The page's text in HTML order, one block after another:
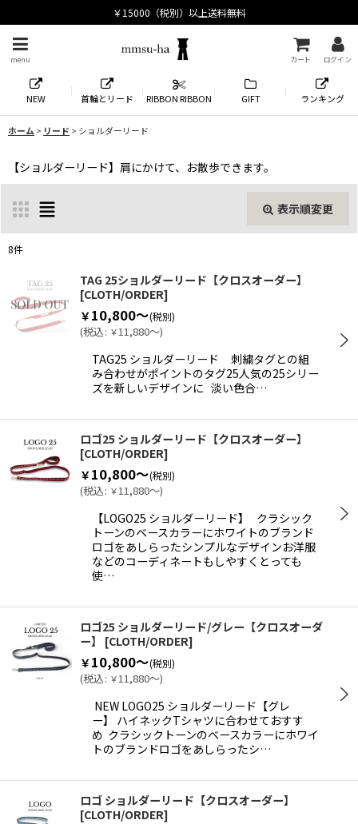
menu カート ログイン
NEW 首輪とリード RIBBON RIBBON GIFT ランキング
ホーム> リード > ショルダーリード
【ショルダーリード】肩にかけて、お散歩できます。
表示順変更
並び順:
絞り込む
8件
TAG 25ショルダーリード【クロスオーダー】
[CLOTH/ORDER]
￥ 10,800～(税別)
(税込: ￥11,880～)
TAG25 ショルダーリード 刺繍タグとの組
み合わせがポイントのタグ25人気の25シリー
ズを新しいデザインに 淡い色合…
ロゴ25 ショルダーリード【クロスオーダー】
[CLOTH/ORDER]
￥ 10,800～(税別)
(税込: ￥11,880～)
【LOGO25 ショルダーリード】 クラシック
トーンのベースカラーにホワイトのブランド
ロゴをあしらったシンプルなデザインお洋服
などのコーディネートもしやすくとっても
使…
ロゴ25 ショルダーリード/グレー【クロスオーダ
ー】
[CLOTH/ORDER]
￥ 10,800～(税別)
(税込: ￥11,880～)
NEW LOGO25 ショルダーリード【グレ
ー】 ハイネックTシャツに合わせておすす
め クラシックトーンのベースカラーにホワイ
トのブランドロゴをあしらったシ…
ロゴ ショルダーリード【クロスオーダー】
[CLOTH/ORDER]